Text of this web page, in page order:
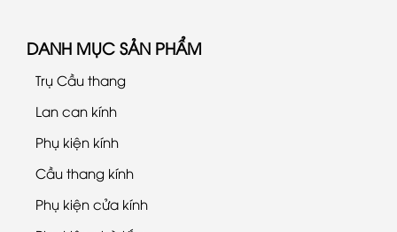
DANH MỤC SẢN PHẨM
Trụ Cầu thang
Lan can kính
Phụ kiện kính
Cầu thang kính
Phụ kiện cửa kính